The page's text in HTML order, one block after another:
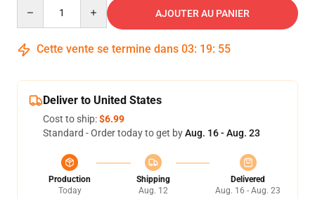
AJOUTER AU PANIER
Cette vente se termine dans 03: 19: 54
Deliver to United States
Cost to ship:$6.99
Standard - Order today to get byAug. 16 - Aug. 23
Production
Today
Shipping
Aug. 12
Delivered
Aug. 16 - Aug. 23